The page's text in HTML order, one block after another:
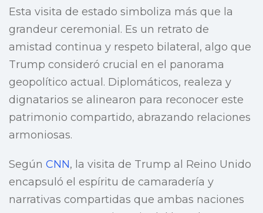
Esta visita de estado simboliza más que la
grandeur ceremonial. Es un retrato de
amistad continua y respeto bilateral, algo que
Trump consideró crucial en el panorama
geopolítico actual. Diplomáticos, realeza y
dignatarios se alinearon para reconocer este
patrimonio compartido, abrazando relaciones
armoniosas.
Según CNN, la visita de Trump al Reino Unido
encapsuló el espíritu de camaradería y
narrativas compartidas que ambas naciones